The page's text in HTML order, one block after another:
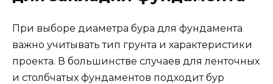
При выборе диаметра бура для фундамента
важно учитывать тип грунта и характеристики
проекта. В большинстве случаев для ленточных
и столбчатых фундаментов подходит бур